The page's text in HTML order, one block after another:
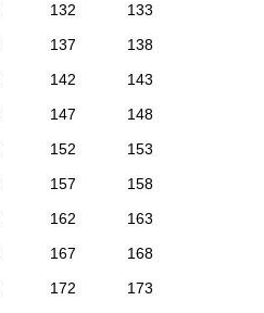
132
133
137
138
142
143
147
148
152
153
157
158
162
163
167
168
172
173